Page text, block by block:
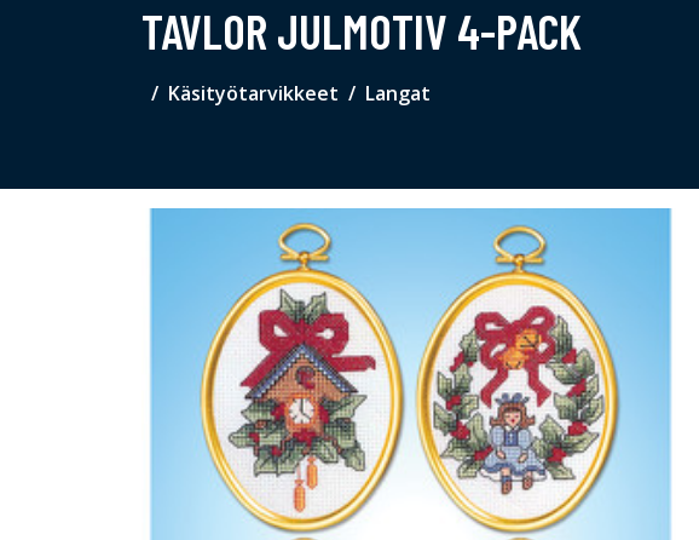
TAVLOR JULMOTIV 4-PACK
Käsityötarvikkeet Langat